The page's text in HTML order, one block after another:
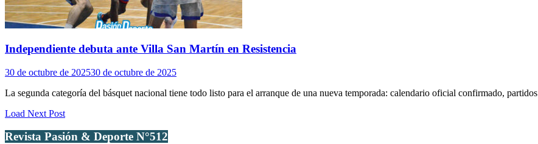
Independiente debuta ante Villa San Martín en Resistencia
30 de octubre de 202530 de octubre de 2025
La segunda categoría del básquet nacional tiene todo listo para el arranque de una nueva temporada: calendario oficial confirmado, partidos
Load Next Post
Revista Pasión & Deporte N°512